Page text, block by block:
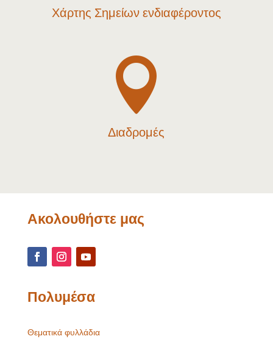
Χάρτης Σημείων ενδιαφέροντος

Διαδρομές
Ακολουθήστε μας
Πολυμέσα
Θεματικά φυλλάδια